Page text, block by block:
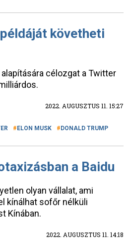
követheti
célozgat a Twitter
2022. AUGUSZTUS 11. 15:27
ELON MUSK DONALD TRUMP
a Baidu
olyan vállalat, ami
kínálhat sofőr nélküli
Kínában.
2022. AUGUSZTUS 11. 14:18